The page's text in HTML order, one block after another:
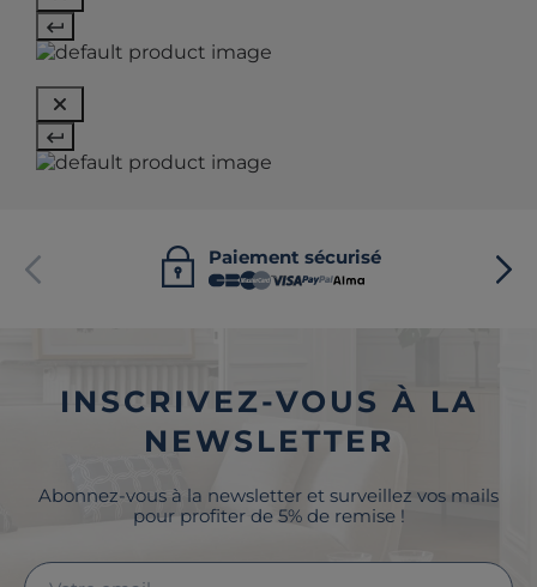
Paiement sécurisé
INSCRIVEZ-VOUS À LA
NEWSLETTER
Abonnez-vous à la newsletter et surveillez vos mails
pour profiter de 5% de remise !